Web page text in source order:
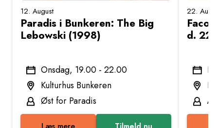
12. August
Paradis i Bunkeren: The Big
Lebowski (1998)
Onsdag, 19.00 - 22.00
Kulturhus Bunkeren
Øst for Paradis
22.
d. 22.